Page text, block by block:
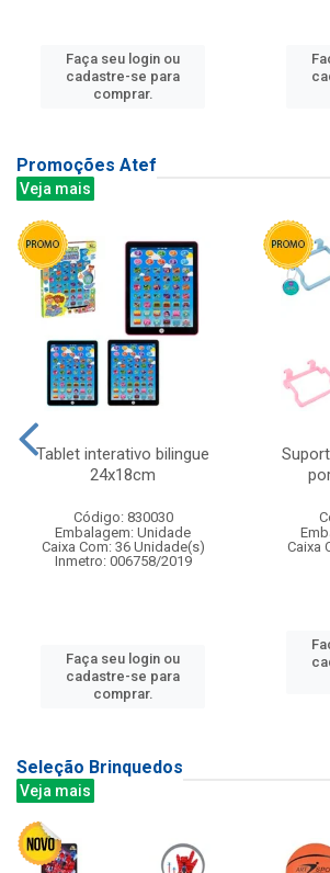
Faça seu login ou
cadastre-se para
comprar.
Promoções Atef
Veja mais
Tablet interativo bilingue
24x18cm
Código: 830030
Embalagem: Unidade
Caixa Com: 36 Unidade(s)
Inmetro: 006758/2019
Faça seu login ou
cadastre-se para
comprar.
Caixa
Seleção Brinquedos
Veja mais